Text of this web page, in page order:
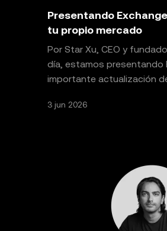
Presentando
tu propio mercado
Por Star Xu, CEO y
día, estamos presentando Exchange OS , una
importante actualización
3 jun 2026